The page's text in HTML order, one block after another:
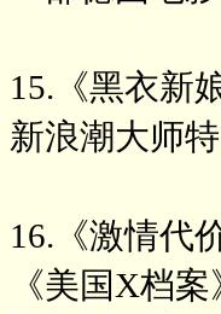
15.《黑衣新娘
新浪潮大师
16.《激情代价
《美国X档